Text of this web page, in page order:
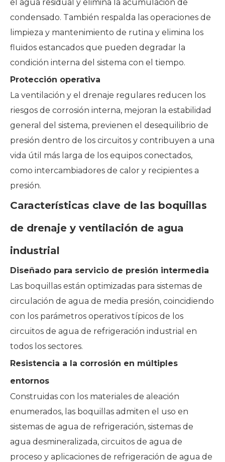
el agua residual y elimina la acumulación de
condensado. También respalda las operaciones de
limpieza y mantenimiento de rutina y elimina los
fluidos estancados que pueden degradar la
condición interna del sistema con el tiempo.
Protección operativa
La ventilación y el drenaje regulares reducen los
riesgos de corrosión interna, mejoran la estabilidad
general del sistema, previenen el desequilibrio de
presión dentro de los circuitos y contribuyen a una
vida útil más larga de los equipos conectados,
como intercambiadores de calor y recipientes a
presión.
Características clave de las boquillas
de drenaje y ventilación de agua
industrial
Diseñado para servicio de presión intermedia
Las boquillas están optimizadas para sistemas de
circulación de agua de media presión, coincidiendo
con los parámetros operativos típicos de los
circuitos de agua de refrigeración industrial en
todos los sectores.
Resistencia a la corrosión en múltiples
entornos
Construidas con los materiales de aleación
enumerados, las boquillas admiten el uso en
sistemas de agua de refrigeración, sistemas de
agua desmineralizada, circuitos de agua de
proceso y aplicaciones de refrigeración de agua de